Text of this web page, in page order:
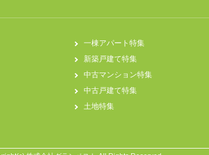
一棟アパート特集
新築戸建て特集
中古マンション特集
中古戸建て特集
土地特集